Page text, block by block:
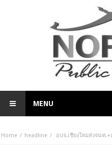
MENU
Home headline อบจ.เชียงใหม่ส่งจนท